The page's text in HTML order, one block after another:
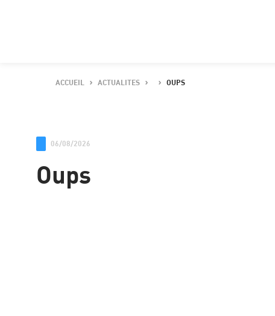
ACCUEIL ACTUALITES OUPS
06/08/2026
Oups